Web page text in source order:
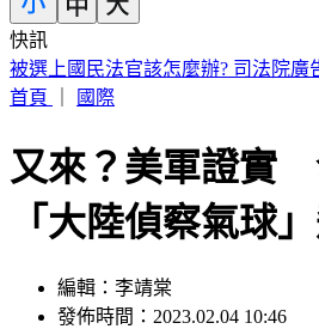
快訊
割頸案受害少年姓名解禁 楊父嘆「
在」
又來？美軍證實
「大陸偵察氣球
編輯：李靖棠